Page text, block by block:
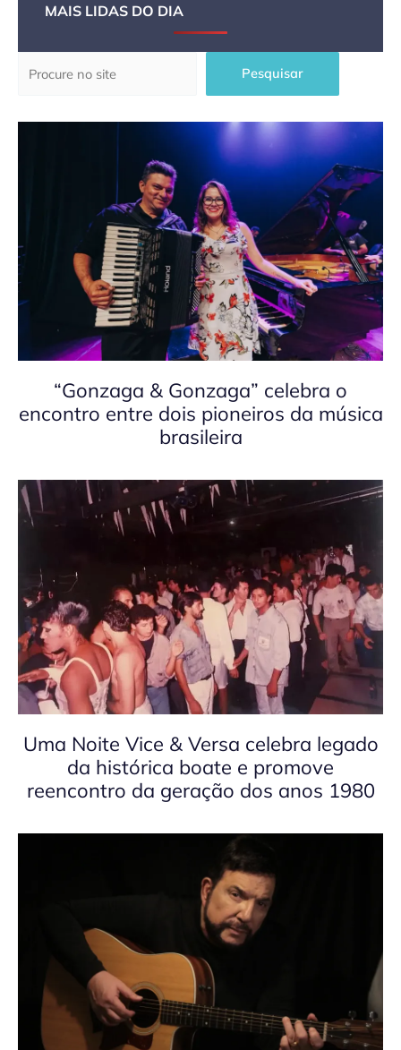
MAIS LIDAS DO DIA
Pesquisar
“Gonzaga & Gonzaga” celebra o
encontro entre dois pioneiros da música
brasileira
Uma Noite Vice & Versa celebra legado
da histórica boate e promove
reencontro da geração dos anos 1980